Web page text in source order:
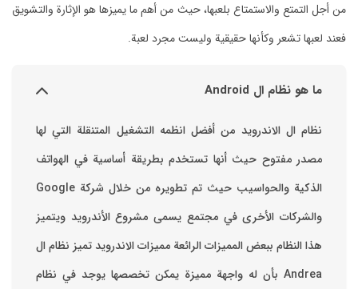
من أجل التمتع والاستمتاع بلعبها، حيث من أهم ما يميزها هو الإثارة والتشويق
فعند لعبها تشعر وكأنها حقيقية وليست مجرد لعبة.
ما هو نظام ال Android
نظام ال الاندرويد من أفضل انظمه التشغيل المتنقلة التي لها
مصدر مفتوح حيث أنها تستخدم بطريقة أساسية في الهواتف
والشركات الأخرى في مجتمع يسمى مشروع الأندرويد ويتميز
هذا النظام ببعض المميزات الرائعة ‏مميزات الاندرويد ‏تميز نظام ال
Andrea بأن له واجهة مميزة يمكن تخصصها ‏يوجد في نظام